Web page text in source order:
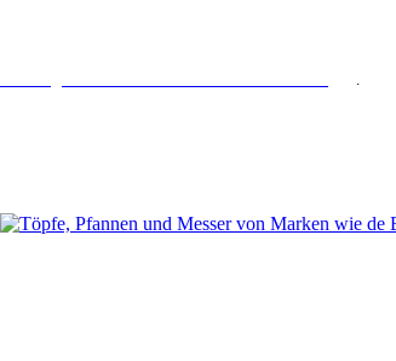
.